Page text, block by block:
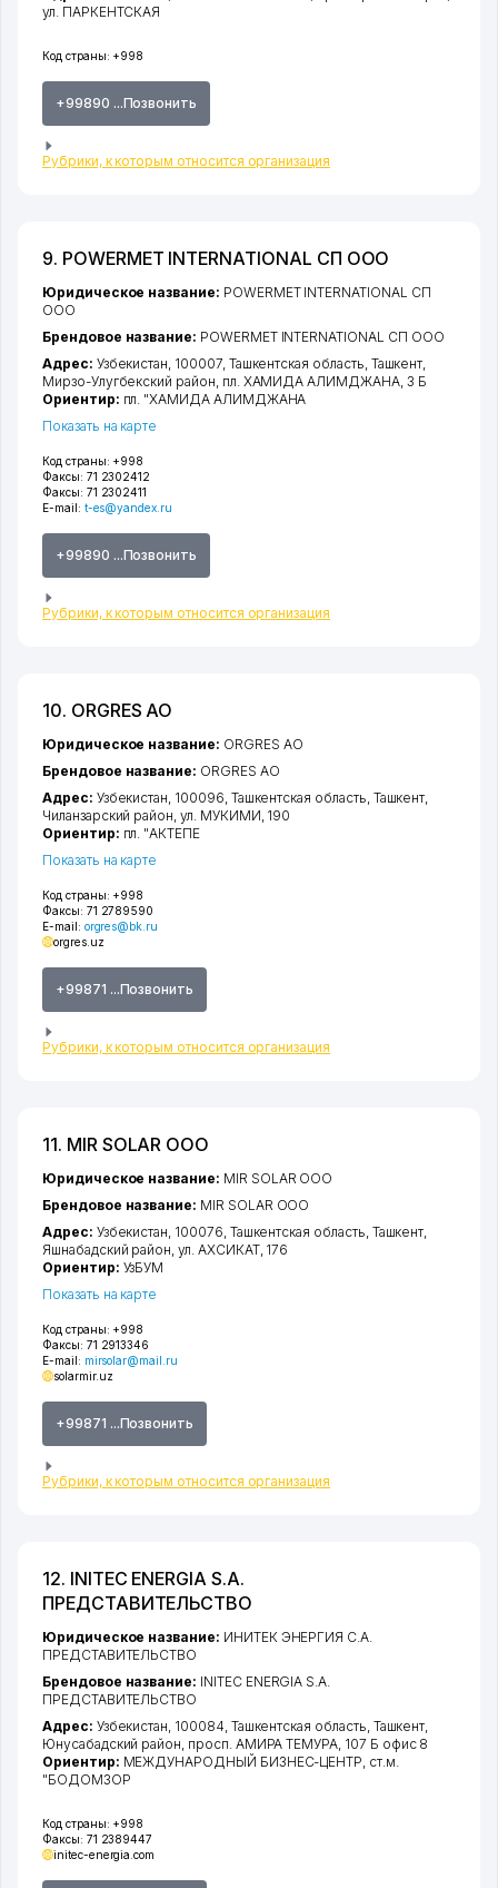
Код страны: +998
+99890 ...Позвонить
Рубрики, к которым относится организация
ул. ПАРКЕНТСКАЯ
9. POWERMET INTERNATIONAL СП ООО
Код страны: +998
Факсы: 71 2302412
Факсы: 71 2302411
E-mail: t-es@yandex.ru
+99890 ...Позвонить
Рубрики, к которым относится организация
Юридическое название: POWERMET INTERNATIONAL СП
ООО
Брендовое название: POWERMET INTERNATIONAL СП ООО
Адрес: Узбекистан, 100007, Ташкентская область Ташкент
Мирзо-Улугбекский район пл. ХАМИДА АЛИМДЖАНА, 3 Б
Ориентир: пл. "ХАМИДА АЛИМДЖАНА
Показать на карте
10. ORGRES АО
Код страны: +998
Факсы: 71 2789590
E-mail: orgres@bk.ru
orgres.uz
+99871 ...Позвонить
Рубрики, к которым относится организация
Юридическое название: ORGRES АО
Брендовое название: ORGRES АО
Адрес: Узбекистан, 100096, Ташкентская область Ташкент
Чиланзарский район ,ул. МУКИМИ , 190
Ориентир: пл. "АКТЕПЕ
Показать на карте
11. MIR SOLAR ООО
Код страны: +998
Факсы: 71 2913346
E-mail: mirsolar@mail.ru
solarmir.uz
+99871 ...Позвонить
Рубрики, к которым относится организация
Юридическое название: MIR SOLAR ООО
Брендовое название: MIR SOLAR ООО
Адрес: Узбекистан, 100076, Ташкентская область, Ташкент,
Яшнабадский район,ул. АХСИКАТ, 176
Ориентир: УзБУМ
Показать на карте
12. INITEC ENERGIA S.A.
ПРЕДСТАВИТЕЛЬСТВО
Код страны: +998
Факсы: 71 2389447
initec-energia.com
Юридическое название: ИНИТЕК ЭНЕРГИЯ С.А.
ПРЕДСТАВИТЕЛЬСТВО
Брендовое название: INITEC ENERGIA S.A.
ПРЕДСТАВИТЕЛЬСТВО
Адрес: Узбекистан, 100084, Ташкентская область, Ташкент,
Юнусабадский район, просп. АМИРА ТЕМУРА, 107 Б офис 8
Ориентир: МЕЖДУНАРОДНЫЙ БИЗНЕС-ЦЕНТР, ст.м.
"БОДОМЗОР